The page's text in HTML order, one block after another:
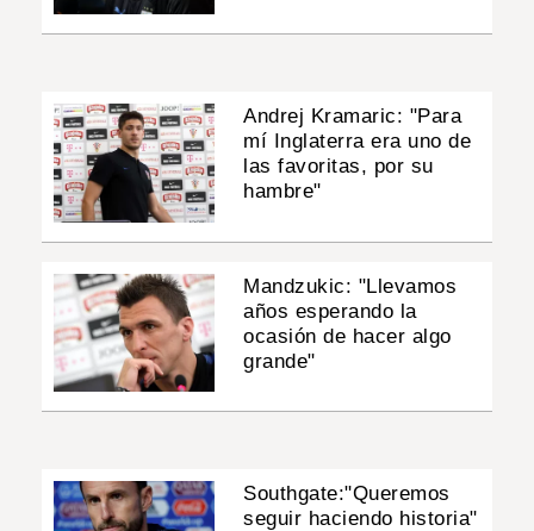
Andrej Kramaric: "Para
mí Inglaterra era uno de
las favoritas, por su
hambre"
Mandzukic: "Llevamos
años esperando la
ocasión de hacer algo
grande"
Southgate:"Queremos
seguir haciendo historia"